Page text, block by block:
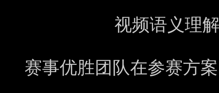
视频语义理
赛事优胜团队在参赛方